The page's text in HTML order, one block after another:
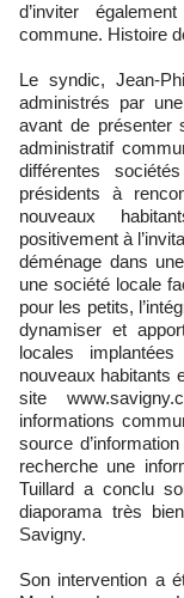
d’inviter
commune. Histoire
Le syndic, Jean-
administrés par
avant de présenter
administratif
différentes
présidents à
nouveaux
positivement à
déménage dans
une société locale
pour les petits,
dynamiser et
locales
nouveaux habitants
site
informations
source
recherche une
Tuillard a conclu
diaporama très
Savigny.
Son intervention a